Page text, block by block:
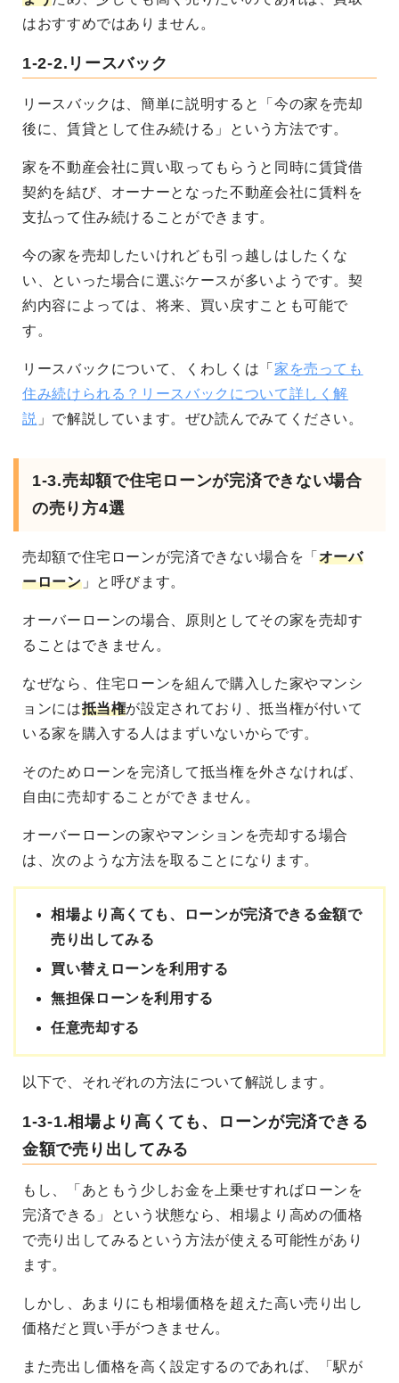
はおすすめではありません。
1-2-2.リースバック
リースバックは、簡単に説明すると「今の家を売却
後に、賃貸として住み続ける」という方法です。
家を不動産会社に買い取ってもらうと同時に賃貸借
契約を結び、オーナーとなった不動産会社に賃料を
支払って住み続けることができます。
今の家を売却したいけれども引っ越しはしたくな
い、といった場合に選ぶケースが多いようです。契
約内容によっては、将来、買い戻すことも可能で
す。
リースバックについて、くわしくは「 家を売っても
住み続けられる？リースバックについて詳しく解
説 」で解説しています。ぜひ読んでみてください。
1-3.売却額で住宅ローンが完済できない場合
の売り方4選
売却額で住宅ローンが完済できない場合を「 オーバ
ーローン」と呼びます。
オーバーローンの場合、原則としてその家を売却す
ることはできません。
なぜなら、住宅ローンを組んで購入した家やマンシ
ョンには抵当権が設定されており、抵当権が付いて
いる家を購入する人はまずいないからです。
そのためローンを完済して抵当権を外さなければ、
自由に売却することができません。
オーバーローンの家やマンションを売却する場合
は、次のような方法を取ることになります。
相場より高くても、ローンが完済できる金額で
売り出してみる
買い替えローンを利用する
無担保ローンを利用する
任意売却する
以下で、それぞれの方法について解説します。
1-3-1.相場より高くても、ローンが完済できる
金額で売り出してみる
もし、「あともう少しお金を上乗せすればローンを
完済できる」という状態なら、相場より高めの価格
で売り出してみるという方法が使える可能性があり
ます。
しかし、あまりにも相場価格を超えた高い売り出し
価格だと買い手がつきません。
また売出し価格を高く設定するのであれば、「駅が